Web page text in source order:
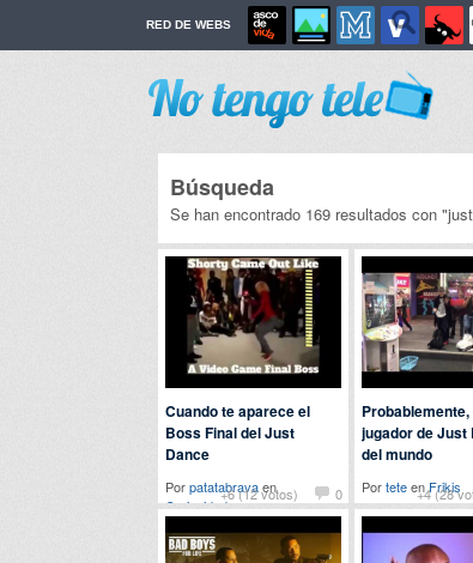
RED DE WEBS
Búsqueda
Se han encontrado 169 resultados con
+6 (12 votos) 0
Cuando te aparece el
Boss Final del Just
Dance
Porpatatabravaen
Curiosidades
+4 (28
jugador de Just
del mundo
PorteteenFrikis